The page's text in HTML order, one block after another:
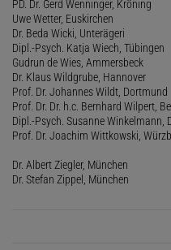
PD. Dr. Gerd Wenninger, Kröning
Uwe Wetter, Euskirchen
Dr. Beda Wicki, Unterägeri
Dipl.-Psych. Katja Wiech, Tübingen
Gudrun de Wies, Ammersbeck
Dr. Klaus Wildgrube, Hannover
Prof. Dr. Johannes Wildt, Dortmund
Prof. Dr. Dr. h.c. Bernhard Wilpert,
Dipl.-Psych. Susanne Winkelmann,
Prof. Dr. Joachim Wittkowski,
Dr. Albert Ziegler, München
Dr. Stefan Zippel, München